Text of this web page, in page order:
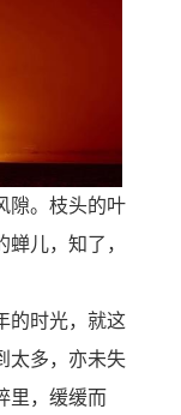
隙。枝头的叶
儿，知了，
的时光，就这
太多，亦未失
里，缓缓而